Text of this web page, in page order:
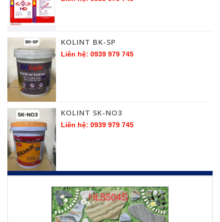
KOLINT BK-SP
Liên hệ: 0939 979 745
KOLINT SK-NO3
Liên hệ: 0939 979 745